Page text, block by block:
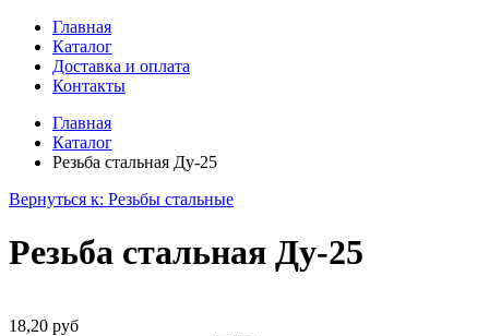
Главная
Каталог
Доставка и оплата
Контакты
Главная
Каталог
Резьба стальная Ду-25
Вернуться к: Резьбы стальные
Резьба стальная Ду-25
18,20 руб